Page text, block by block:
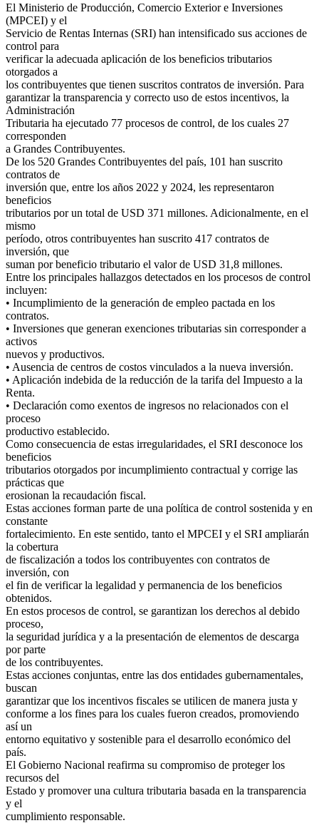
El Ministerio de Producción, Comercio Exterior e Inversiones
(MPCEI) y el
Servicio de Rentas Internas (SRI) han intensificado sus acciones de
control para
verificar la adecuada aplicación de los beneficios tributarios
otorgados a
los contribuyentes que tienen suscritos contratos de inversión. Para
garantizar la transparencia y correcto uso de estos incentivos, la
Administración
Tributaria ha ejecutado 77 procesos de control, de los cuales 27
corresponden
a Grandes Contribuyentes.
De los 520 Grandes Contribuyentes del país, 101 han suscrito
contratos de
inversión que, entre los años 2022 y 2024, les representaron
beneficios
tributarios por un total de USD 371 millones. Adicionalmente, en el
mismo
período, otros contribuyentes han suscrito 417 contratos de
inversión, que
suman por beneficio tributario el valor de USD 31,8 millones.
Entre los principales hallazgos detectados en los procesos de control
incluyen:
• Incumplimiento de la generación de empleo pactada en los
contratos.
• Inversiones que generan exenciones tributarias sin corresponder a
activos
nuevos y productivos.
• Ausencia de centros de costos vinculados a la nueva inversión.
• Aplicación indebida de la reducción de la tarifa del Impuesto a la
Renta.
• Declaración como exentos de ingresos no relacionados con el
proceso
productivo establecido.
Como consecuencia de estas irregularidades, el SRI desconoce los
beneficios
tributarios otorgados por incumplimiento contractual y corrige las
prácticas que
erosionan la recaudación fiscal.
Estas acciones forman parte de una política de control sostenida y en
constante
fortalecimiento. En este sentido, tanto el MPCEI y el SRI ampliarán
la cobertura
de fiscalización a todos los contribuyentes con contratos de
inversión, con
el fin de verificar la legalidad y permanencia de los beneficios
obtenidos.
En estos procesos de control, se garantizan los derechos al debido
proceso,
la seguridad jurídica y a la presentación de elementos de descarga
por parte
de los contribuyentes.
Estas acciones conjuntas, entre las dos entidades gubernamentales,
buscan
garantizar que los incentivos fiscales se utilicen de manera justa y
conforme a los fines para los cuales fueron creados, promoviendo
así un
entorno equitativo y sostenible para el desarrollo económico del
país.
El Gobierno Nacional reafirma su compromiso de proteger los
recursos del
Estado y promover una cultura tributaria basada en la transparencia
y el
cumplimiento responsable.